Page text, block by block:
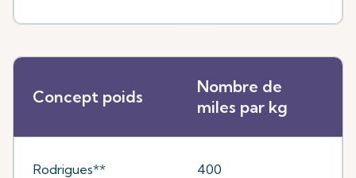
Concept poids
Nombre de
miles par kg
Rodrigues** 400